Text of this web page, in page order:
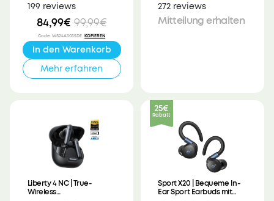
199 reviews
84,99€ 99,99€
Code: WS24A3035DE KOPIEREN
In den Warenkorb
Mehr erfahren
272 reviews
Mitteilung erhalten
Liberty 4 NC | True-
Wireless
25€
Rabatt
Sport X20 | Bequeme In-
Ear Sport Earbuds mit